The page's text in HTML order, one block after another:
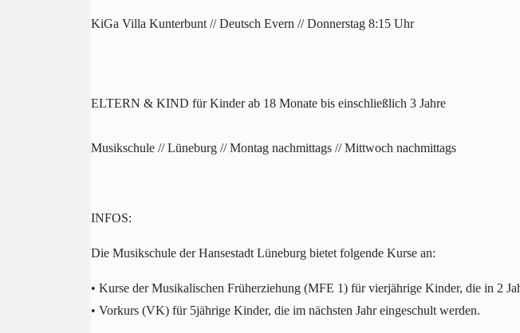
KiGa Villa Kunterbunt // Deutsch Evern // Donnerstag 8:15 Uhr
ELTERN & KIND für Kinder ab 18 Monate bis einschließlich 3 Jahre
Musikschule // Lüneburg // Montag nachmittags // Mittwoch nachmittags
INFOS:
Die Musikschule der Hansestadt Lüneburg bietet folgende Kurse an:
• Kurse der Musikalischen Früherziehung (MFE 1) für vierjährige Kinder, die in 2
• Vorkurs (VK) für 5jährige Kinder, die im nächsten Jahr eingeschult werden.